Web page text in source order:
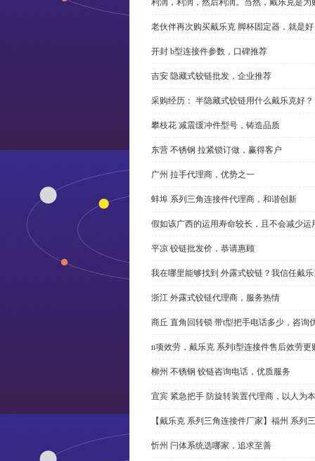
利润，利润，然后利润。当然，戴乐克是为
老伙伴再次购买戴乐克 脚杯固定器，就是
开封 b型连接件参数，口碑推荐
吉安 隐藏式铰链批发，企业推荐
采购经历： 半隐藏式铰链用什么戴乐克好？
攀枝花 减震缓冲件型号，铸造品质
东营 不锈钢 拉紧锁订做，赢得客户
广州 拉手代理商，优势之一
蚌埠 系列三角连接件代理商，和谐创新
假如该广西的运用寿命较长，且不会减少
平凉 铰链批发价，恭请惠顾
我在哪里能够找到 外露式铰链？我信任戴
浙江 外露式铰链代理商，服务热情
商丘 直角回转锁 带t型把手电话多少，咨询
n项效劳，戴乐克 系列i型连接件售后效劳更
柳州 不锈钢 铰链咨询电话，优质服务
宜宾 紧急把手 防旋转装置代理商，以人为本
【戴乐克 系列三角连接件厂家】福州 系列
忻州 闩体系统选哪家，追求至善